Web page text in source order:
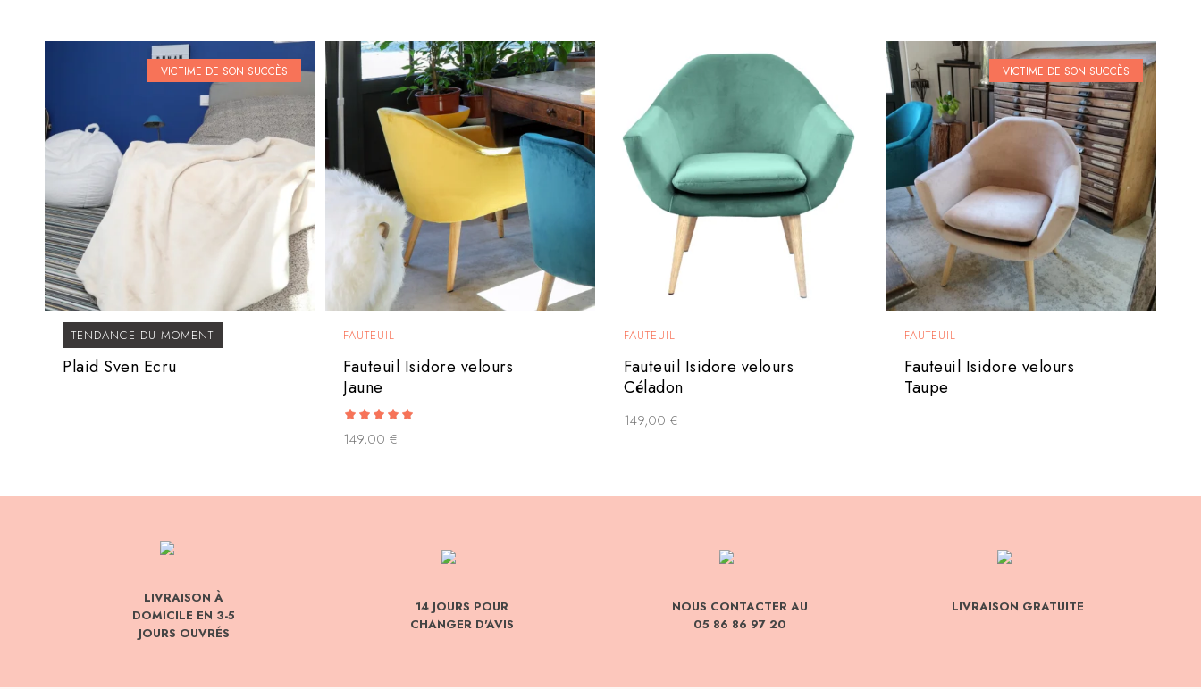
TENDANCE DU MOMENT
Plaid Sven Ecru
VICTIME DE SON SUCCÈS
FAUTEUIL
Fauteuil Isidore velours
Jaune
5.00
149,00€
FAUTEUIL
Fauteuil Isidore velours
Céladon
149,00€
FAUTEUIL
Fauteuil Isidore velours
Taupe
VICTIME DE SON SUCCÈS
LIVRAISON À
DOMICILE EN 3-5
JOURS OUVRÉS
14 JOURS POUR
CHANGER D'AVIS
NOUS CONTACTER AU
05 86 86 97 20
LIVRAISON GRATUITE